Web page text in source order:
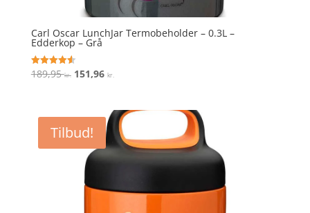
Carl Oscar LunchJar Termobeholder – 0.3L –
Edderkop – Grå
Vurderet
4.6
189,95kr. Den
var:
189,95 kr..
151,96 kr.
er:
151,96 kr..
Tilbud!